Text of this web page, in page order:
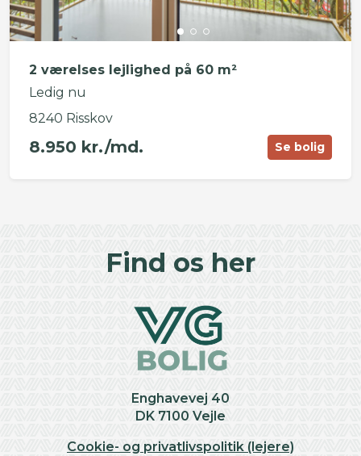
2 værelses lejlighed på 60 m²
Ledig nu
8240 Risskov
8.950 kr./md. Se bolig
Find os her
Enghavevej 40
DK 7100 Vejle
Cookie- og privatlivspolitik (lejere)